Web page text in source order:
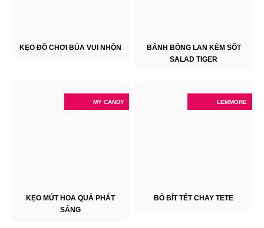
KẸO ĐỒ CHƠI BÚA VUI NHỘN
BÁNH BÔNG LAN KÈM SỐT
SALAD TIGER
MY CANDY
KẸO MÚT HOA QUẢ PHÁT
SÁNG
LEMMORE
BÒ BÍT TẾT CHAY TETE